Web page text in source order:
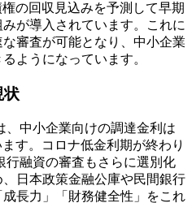
の回収見込みを予測して早期
が導入されています。これに
審査が可能となり、中小企業
ようになっています。
状
、中小企業向けの調達金利は
す。コロナ低金利期が終わり
行融資の審査もさらに選別化
日本政策金融公庫や民間銀行
長力」「財務健全性」をこれ